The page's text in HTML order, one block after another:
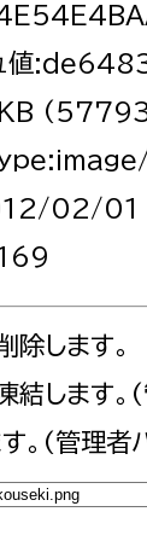
ュ値
02/
除します。
結します
。(管理者